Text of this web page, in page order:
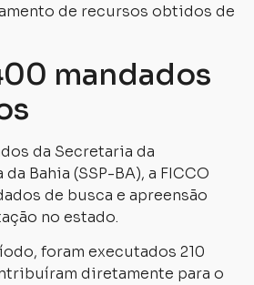
de recursos obtidos de
mandados
da Secretaria da
Bahia (SSP-BA), a FICCO
de busca e apreensão
no estado.
foram executados 210
diretamente para o